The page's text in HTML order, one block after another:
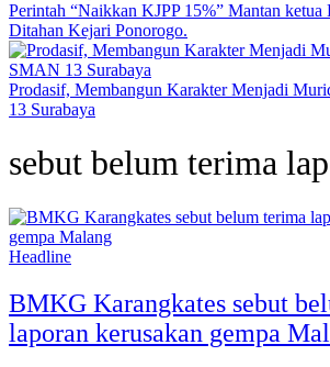
Perintah “Naikkan KJPP 15%” Mantan
Ditahan Kejari Ponorogo.
Prodasif, Membangun Karakter Menjadi
13 Surabaya
sebut belum terima
Headline
BMKG Karangkates sebut
laporan kerusakan gempa